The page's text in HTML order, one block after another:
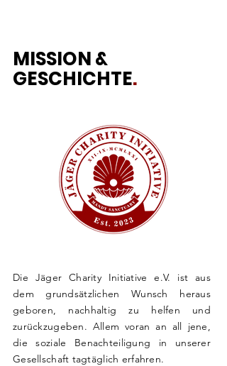
MISSION &
GESCHICHTE.
Die Jäger Charity Initiative e.V. ist aus
dem grundsätzlichen Wunsch heraus
geboren, nachhaltig zu helfen und
zurückzugeben. Allem voran an all jene,
die soziale Benachteiligung in unserer
Gesellschaft tagtäglich erfahren.